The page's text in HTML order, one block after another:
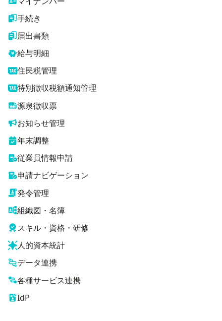
手続き
届出書類
給与明細
住民税管理
特別徴収税額通知管理
源泉徴収票
お知らせ管理
年末調整
従業員情報申請
申請ナビゲーション
発令管理
組織図・名簿
スキル・資格・研修
人的資本統計
データ連携
各種サービス連携
IdP